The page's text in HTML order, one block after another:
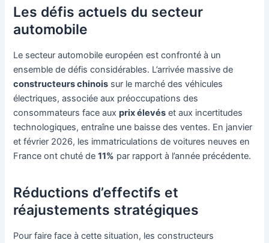
Les défis actuels du secteur
automobile
Le secteur automobile européen est confronté à un
ensemble de défis considérables. L’arrivée massive de
constructeurs chinois sur le marché des véhicules
électriques, associée aux préoccupations des
consommateurs face auxprix élevés et aux incertitudes
technologiques, entraîne une baisse des ventes. En janvier
et février 2026, les immatriculations de voitures neuves en
France ont chuté de11% par rapport à l’année précédente.
Réductions d’effectifs et
réajustements stratégiques
Pour faire face à cette situation, les constructeurs